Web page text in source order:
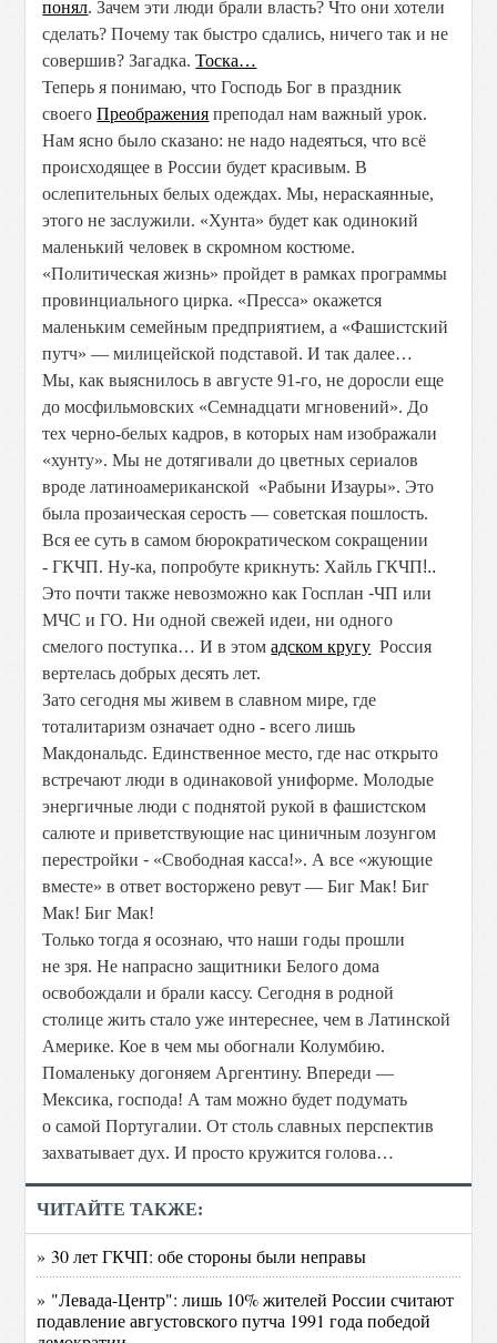
понял. Зачем эти люди брали власть? Что они хотели
сделать? Почему так быстро сдались, ничего так и не
совершив? Загадка.Тоска…
Теперь я понимаю, что Господь Бог в праздник
своегоПреображения преподал нам важный урок.
Нам ясно было сказано: не надо надеяться, что всё
происходящее в России будет красивым. В
ослепительных белых одеждах. Мы, нераскаянные,
этого не заслужили. «Хунта» будет как одинокий
маленький человек в скромном костюме.
«Политическая жизнь» пройдет в рамках программы
провинциального цирка. «Пресса» окажется
маленьким семейным предприятием, а «Фашистский
путч» — милицейской подставой. И так далее…
Мы, как выяснилось в августе 91-го, не доросли еще
до мосфильмовских «Семнадцати мгновений». До
тех черно-белых кадров, в которых нам изображали
«хунту». Мы не дотягивали до цветных сериалов
вроде латиноамериканской «Рабыни Изауры». Это
была прозаическая серость — советская пошлость.
Вся ее суть в самом бюрократическом сокращении
- ГКЧП. Ну-ка, попробуте крикнуть: Хайль ГКЧП!..
Это почти также невозможно как Госплан -ЧП или
МЧС и ГО. Ни одной свежей идеи, ни одного
смелого поступка… И в этомадском кругу Россия
вертелась добрых десять лет.
Зато сегодня мы живем в славном мире, где
тоталитаризм означает одно - всего лишь
Макдональдс. Единственное место, где нас открыто
встречают люди в одинаковой униформе. Молодые
энергичные люди с поднятой рукой в фашистском
салюте и приветствующие нас циничным лозунгом
перестройки - «Свободная касса!». А все «жующие
вместе» в ответ восторжено ревут — Биг Мак! Биг
Мак! Биг Мак!
Только тогда я осознаю, что наши годы прошли
не зря. Не напрасно защитники Белого дома
освобождали и брали кассу. Сегодня в родной
столице жить стало уже интереснее, чем в Латинской
Америке. Кое в чем мы обогнали Колумбию.
Помаленьку догоняем Аргентину. Впереди —
Мексика, господа! А там можно будет подумать
о самой Португалии. От столь славных перспектив
захватывает дух. И просто кружится голова…
ЧИТАЙТЕ ТАКЖЕ:
» 30 лет ГКЧП: обе стороны были неправы
» "Левада-Центр": лишь 10% жителей России считают
подавление августовского путча 1991 года победой